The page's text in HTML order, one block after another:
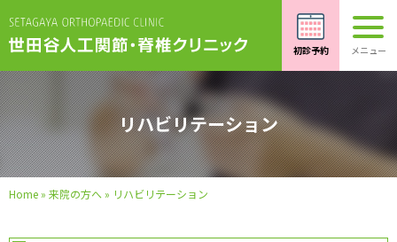
リハビリテーション
Home» 来院の方へ» リハビリテーション